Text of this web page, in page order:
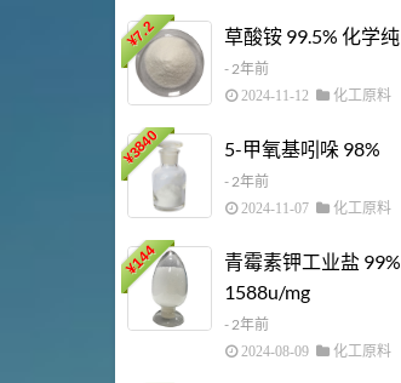
¥
7.2 草酸铵 99.5% 化学纯
- 2年前
2024-11-12 化工原料
¥
3840 5-甲氧基吲哚 98%
- 2年前
2024-11-07 化工原料
¥
144
青霉素钾工业盐 99%
1588u/mg
- 2年前
2024-08-09 化工原料